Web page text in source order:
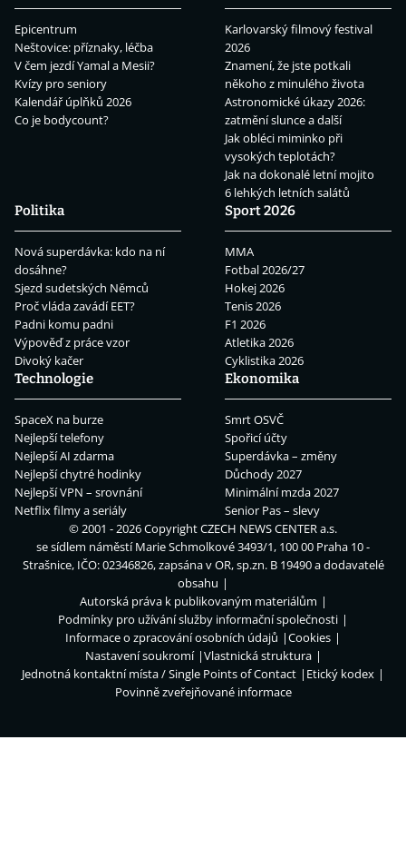
Epicentrum
Neštovice: příznaky, léčba
V čem jezdí Yamal a Mesii?
Kvízy pro seniory
Kalendář úplňků 2026
Co je bodycount?
Karlovarský filmový festival
2026
Znamení, že jste potkali
někoho z minulého života
Astronomické úkazy 2026:
zatmění slunce a další
Jak obléci miminko při
vysokých teplotách?
Jak na dokonalé letní mojito
6 lehkých letních salátů
Politika
Nová superdávka: kdo na ní
dosáhne?
Sjezd sudetských Němců
Proč vláda zavádí EET?
Padni komu padni
Výpověď z práce vzor
Divoký kačer
Sport 2026
MMA
Fotbal 2026/27
Hokej 2026
Tenis 2026
F1 2026
Atletika 2026
Cyklistika 2026
Technologie
SpaceX na burze
Nejlepší telefony
Nejlepší AI zdarma
Nejlepší chytré hodinky
Nejlepší VPN – srovnání
Netflix filmy a seriály
Ekonomika
Smrt OSVČ
Spořicí účty
Superdávka – změny
Důchody 2027
Minimální mzda 2027
Senior Pas – slevy
© 2001 - 2026 CopyrightCZECH NEWS CENTER a.s.
se sídlem náměstí Marie Schmolkové 3493/1, 100 00 Praha 10 -
Strašnice, IČO: 02346826, zapsána v OR, sp.zn. B 19490 a dodavatelé
obsahu
Autorská práva k publikovaným materiálům
Podmínky pro užívání služby informační společnosti
Informace o zpracování osobních údajů
Cookies
Nastavení soukromí
Vlastnická struktura
Jednotná kontaktní místa / Single Points of Contact
Etický kodex
Povinně zveřejňované informace